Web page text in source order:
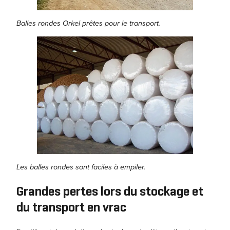
Balles rondes Orkel prêtes pour le transport.
Les balles rondes sont faciles à empiler.
Grandes pertes lors du stockage et
du transport en vrac